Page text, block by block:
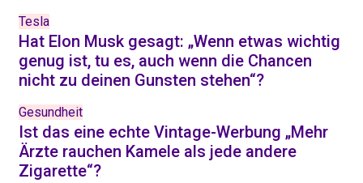
Tesla
Hat Elon Musk gesagt: „Wenn etwas wichtig
genug ist, tu es, auch wenn die Chancen
nicht zu deinen Gunsten stehen“?
Gesundheit
Ist das eine echte Vintage-Werbung „Mehr
Ärzte rauchen Kamele als jede andere
Zigarette“?